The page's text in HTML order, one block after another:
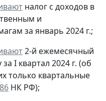
налог с доходов в
и
за январь 2024 г.;
2-й ежемесячный
I квартал 2024 г. (об
только квартальные
НК РФ);